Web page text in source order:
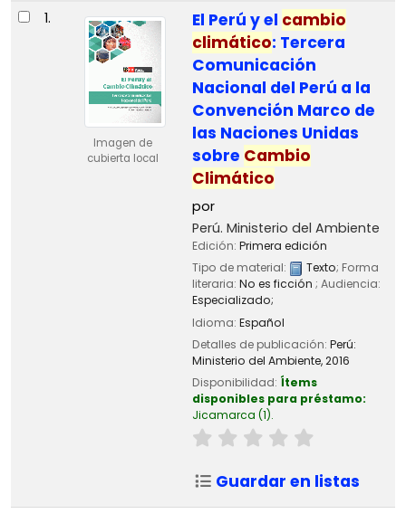
Resultados
1.
Imagen de
cubierta local
El Perú y el cambio
climático: Tercera
Comunicación
Nacional del Perú a la
Convención Marco de
las Naciones Unidas
sobre Cambio
Climático
por
Perú. Ministerio del Ambiente
Edición: Primera edición
Tipo de material:
Texto; Forma
literaria: No es ficción ; Audiencia:
Especializado;
Idioma: Español
Detalles de publicación: Perú:
Ministerio del Ambiente,2016
Disponibilidad: Ítems
disponibles para préstamo:
Jicamarca (1).
Guardar en listas